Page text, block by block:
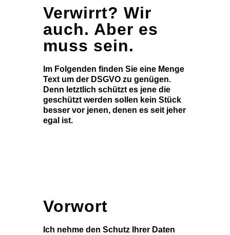
Verwirrt? Wir
auch. Aber es
muss sein.
Im Folgenden finden Sie eine Menge
Text um der DSGVO zu genügen.
Denn letztlich schützt es jene die
geschützt werden sollen kein Stück
besser vor jenen, denen es seit jeher
egal ist.
Vorwort
Ich nehme den Schutz Ihrer Daten